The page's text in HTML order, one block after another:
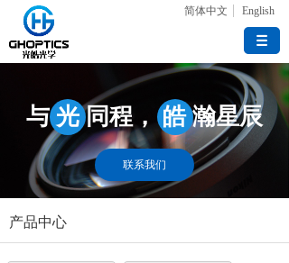
简体中文 English
联系我们
与 光 同程， 皓 瀚星辰
产品中心